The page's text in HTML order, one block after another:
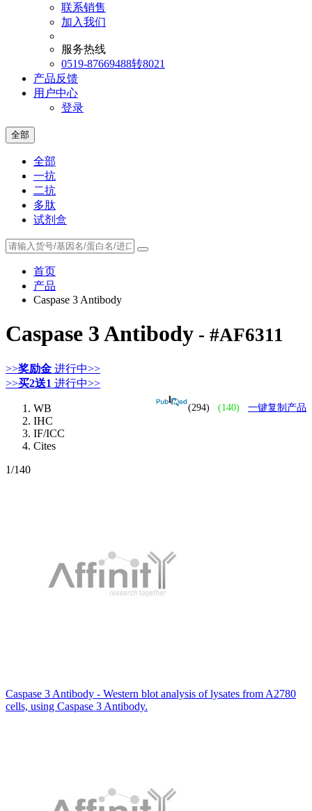
联系销售
加入我们
服务热线
0519-87669488转8021
产品反馈
用户中心
登录
全部
全部
一抗
二抗
多肽
试剂盒
首页
产品
Caspase 3 Antibody
Caspase 3 Antibody - #AF6311
>>奖励金 进行中>>
>>买2送1 进行中>>
(294) (140) 一键复制产品
WB
IHC
IF/ICC
Cites
1/140
Caspase 3 Antibody - Western blot analysis of lysates from A2780
cells, using Caspase 3 Antibody.